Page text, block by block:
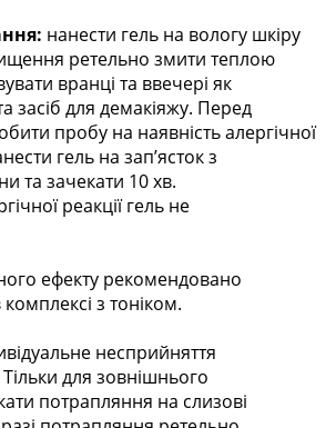
нанести гель на вологу шкіру
ретельно змити теплою
вранці та ввечері як
засіб для демакіяжу. Перед
пробу на наявність алергічної
гель на зап’ясток з
та зачекати 10 хв.
реакції гель не
ефекту рекомендовано
з тоніком.
несприйняття
для зовнішнього
потрапляння на слизові